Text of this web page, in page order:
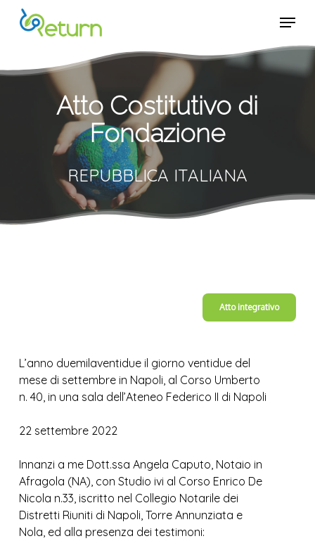
Menu
Atto Costitutivo di
Fondazione
REPUBBLICA ITALIANA
Atto integrativo
L’anno duemilaventidue il giorno ventidue del
mese di settembre in Napoli, al Corso Umberto
n. 40, in una sala dell’Ateneo Federico II di Napoli
22 settembre 2022
Innanzi a me Dott.ssa Angela Caputo, Notaio in
Afragola (NA), con Studio ivi al Corso Enrico De
Nicola n.33, iscritto nel Collegio Notarile dei
Distretti Riuniti di Napoli, Torre Annunziata e
Nola, ed alla presenza dei testimoni: